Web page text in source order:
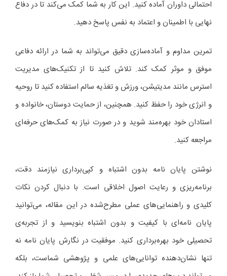
احتمالی داوران آماده کنید. این کار به شما کمک می‌کند تا در دفاع
نهایی با اطمینان و اعتماد به نفس پاسخ دهید.
تمرین مداوم و آماده‌سازی دقیق می‌تواند به شما در ارائه دفاعی
موفق و موثر کمک کند. تلاش کنید تا از تکنیک‌های مدیریت
استرس مانند مدیتیشن، ورزش و تغذیه سالم استفاده کنید تا روحیه
و انرژی خود را حفظ کنید. همچنین، از حمایت دوستان، خانواده و
استادان خود بهره‌مند شوید و در صورت نیاز به کمک‌های حرفه‌ای
مراجعه کنید.
نوشتن پایان نامه بدون اشتباه و کپی‌برداری نیازمند دقت،
برنامه‌ریزی و رعایت اصول اخلاقی است. با دنبال کردن نکات
کلیدی و راهنمایی‌های عملی مطرح‌شده در این مقاله، می‌توانید
پایان نامه‌ای با کیفیت و بدون اشتباه بنویسید و از تجربه‌ی
تحصیلی خود بهره‌برداری کنید. موفقیت در نگارش پایان نامه نه
تنها نشان‌دهنده توانایی‌های علمی و پژوهشی شماست، بلکه